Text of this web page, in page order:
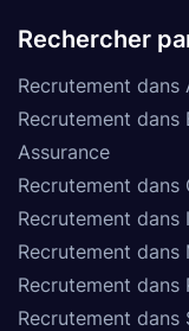
Rechercher
Recrutement dans
Recrutement
Assurance
Recrutement
Recrutement
Recrutement
Recrutement
Recrutement dans